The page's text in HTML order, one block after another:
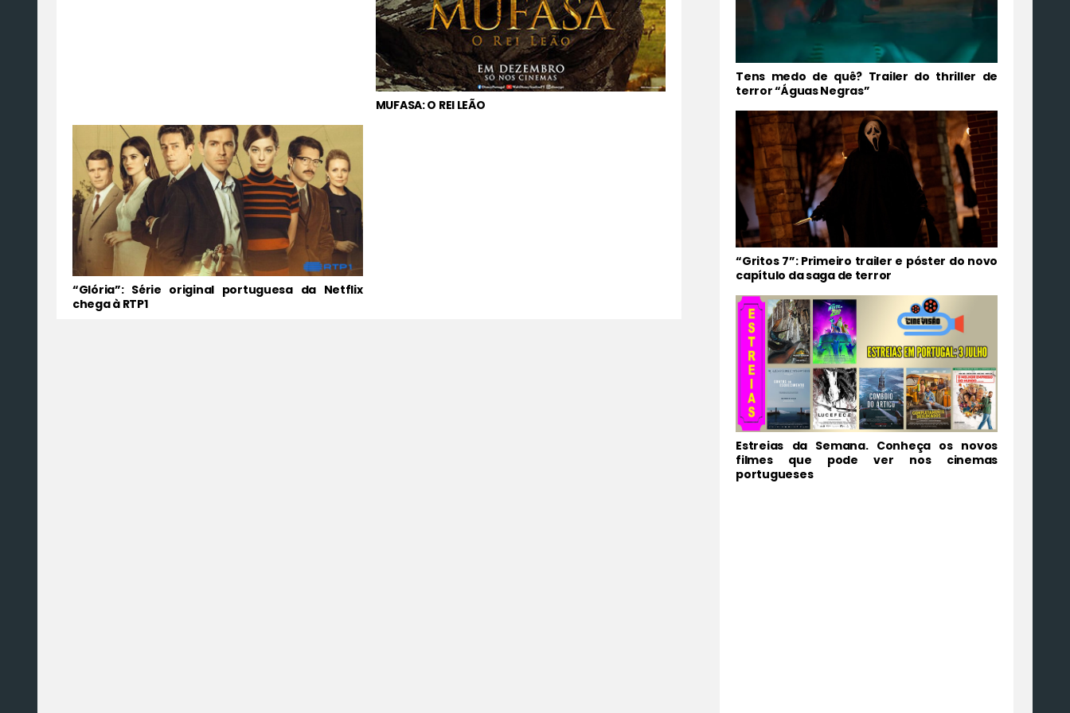
MUFASA: O REI LEÃO
“Glória”: Série original portuguesa da Netflix
chega à RTP1
Tens medo de quê? Trailer do thriller de
terror “Águas Negras”
“Gritos 7”: Primeiro trailer e póster do novo
capítulo da saga de terror
Estreias da Semana. Conheça os novos
filmes que pode ver nos cinemas
portugueses